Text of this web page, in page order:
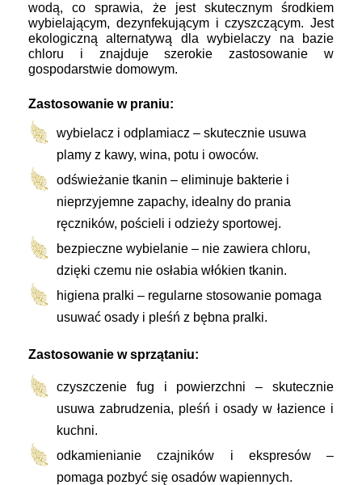
wodą, co sprawia, że jest skutecznym środkiem
wybielającym, dezynfekującym i czyszczącym. Jest
ekologiczną alternatywą dla wybielaczy na bazie
chloru i znajduje szerokie zastosowanie w
gospodarstwie domowym.
Zastosowanie w praniu:
wybielacz i odplamiacz – skutecznie usuwa
plamy z kawy, wina, potu i owoców.
odświeżanie tkanin – eliminuje bakterie i
nieprzyjemne zapachy, idealny do prania
ręczników, pościeli i odzieży sportowej.
bezpieczne wybielanie – nie zawiera chloru,
dzięki czemu nie osłabia włókien tkanin.
higiena pralki – regularne stosowanie pomaga
usuwać osady i pleśń z bębna pralki.
Zastosowanie w sprzątaniu:
czyszczenie fug i powierzchni – skutecznie
usuwa zabrudzenia, pleśń i osady w łazience i
kuchni.
odkamienianie czajników i ekspresów –
pomaga pozbyć się osadów wapiennych.